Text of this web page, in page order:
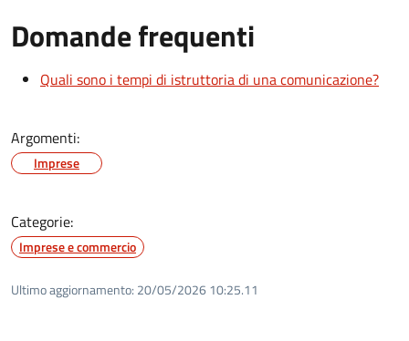
Domande frequenti
Quali sono i tempi di istruttoria di una comunicazione?
Argomenti:
Imprese
Categorie:
Imprese e commercio
Ultimo aggiornamento: 20/05/2026 10:25.11